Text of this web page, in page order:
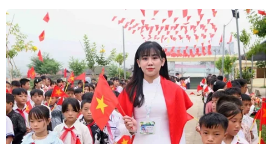
Ấn Độ quyết định mở cửa biên giới cho du
khách đến từ 99 quốc gia